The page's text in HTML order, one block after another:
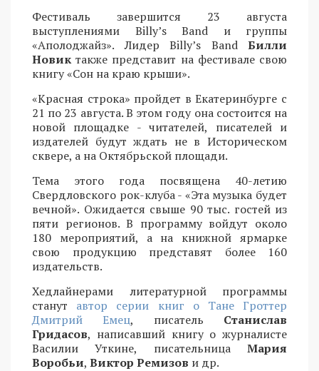
Фестиваль завершится 23 августа
выступлениями Billy’s Band и группы
«Аполоджайз». Лидер Billy’s Band Билли
Новик также представит на фестивале свою
книгу «Сон на краю крыши».
«Красная строка» пройдет в Екатеринбурге с
21 по 23 августа. В этом году она состоится на
новой площадке - читателей, писателей и
издателей будут ждать не в Историческом
сквере, а на Октябрьской площади.
Тема этого года посвящена 40-летию
Свердловского рок-клуба - «Эта музыка будет
вечной». Ожидается свыше 90 тыс. гостей из
пяти регионов. В программу войдут около
180 мероприятий, а на книжной ярмарке
свою продукцию представят более 160
издательств.
Хедлайнерами литературной программы
станут автор серии книг о Тане Гроттер
Дмитрий Емец, писатель Станислав
Гридасов, написавший книгу о журналисте
Василии Уткине, писательница Мария
Воробьи, Виктор Ремизов и др.